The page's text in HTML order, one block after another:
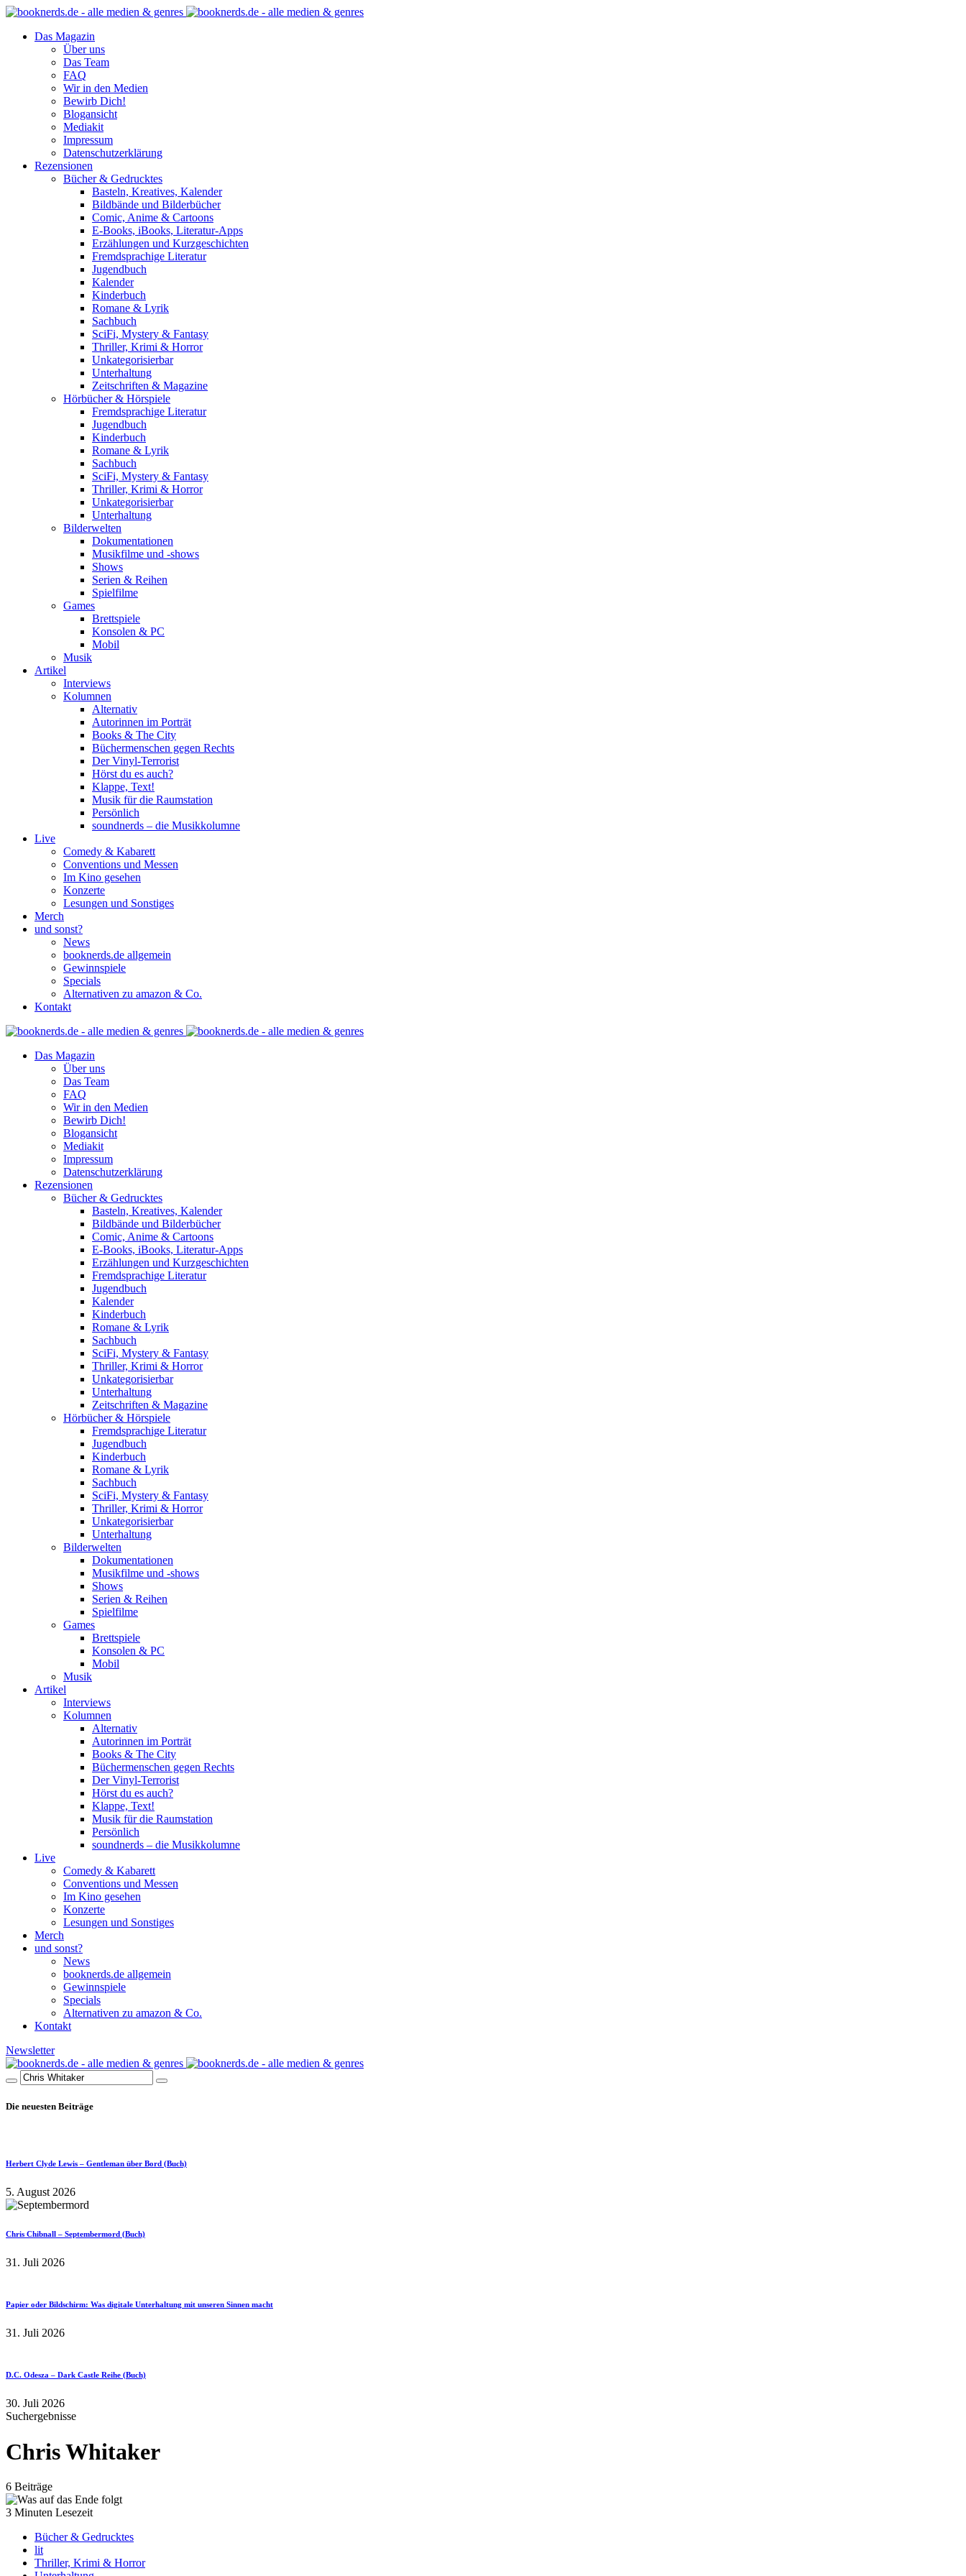
Das Magazin
Über uns
Das Team
FAQ
Wir in den Medien
Bewirb Dich!
Blogansicht
Mediakit
Impressum
Datenschutzerklärung
Rezensionen
Bücher & Gedrucktes
Basteln, Kreatives, Kalender
Bildbände und Bilderbücher
Comic, Anime & Cartoons
E-Books, iBooks, Literatur-Apps
Erzählungen und Kurzgeschichten
Fremdsprachige Literatur
Jugendbuch
Kalender
Kinderbuch
Romane & Lyrik
Sachbuch
SciFi, Mystery & Fantasy
Thriller, Krimi & Horror
Unkategorisierbar
Unterhaltung
Zeitschriften & Magazine
Hörbücher & Hörspiele
Fremdsprachige Literatur
Jugendbuch
Kinderbuch
Romane & Lyrik
Sachbuch
SciFi, Mystery & Fantasy
Thriller, Krimi & Horror
Unkategorisierbar
Unterhaltung
Bilderwelten
Dokumentationen
Musikfilme und -shows
Shows
Serien & Reihen
Spielfilme
Games
Brettspiele
Konsolen & PC
Mobil
Musik
Artikel
Interviews
Kolumnen
Alternativ
Autorinnen im Porträt
Books & The City
Büchermenschen gegen Rechts
Der Vinyl-Terrorist
Hörst du es auch?
Klappe, Text!
Musik für die Raumstation
Persönlich
soundnerds – die Musikkolumne
Live
Comedy & Kabarett
Conventions und Messen
Im Kino gesehen
Konzerte
Lesungen und Sonstiges
Merch
und sonst?
News
booknerds.de allgemein
Gewinnspiele
Specials
Alternativen zu amazon & Co.
Kontakt
Das Magazin
Über uns
Das Team
FAQ
Wir in den Medien
Bewirb Dich!
Blogansicht
Mediakit
Impressum
Datenschutzerklärung
Rezensionen
Bücher & Gedrucktes
Basteln, Kreatives, Kalender
Bildbände und Bilderbücher
Comic, Anime & Cartoons
E-Books, iBooks, Literatur-Apps
Erzählungen und Kurzgeschichten
Fremdsprachige Literatur
Jugendbuch
Kalender
Kinderbuch
Romane & Lyrik
Sachbuch
SciFi, Mystery & Fantasy
Thriller, Krimi & Horror
Unkategorisierbar
Unterhaltung
Zeitschriften & Magazine
Hörbücher & Hörspiele
Fremdsprachige Literatur
Jugendbuch
Kinderbuch
Romane & Lyrik
Sachbuch
SciFi, Mystery & Fantasy
Thriller, Krimi & Horror
Unkategorisierbar
Unterhaltung
Bilderwelten
Dokumentationen
Musikfilme und -shows
Shows
Serien & Reihen
Spielfilme
Games
Brettspiele
Konsolen & PC
Mobil
Musik
Artikel
Interviews
Kolumnen
Alternativ
Autorinnen im Porträt
Books & The City
Büchermenschen gegen Rechts
Der Vinyl-Terrorist
Hörst du es auch?
Klappe, Text!
Musik für die Raumstation
Persönlich
soundnerds – die Musikkolumne
Live
Comedy & Kabarett
Conventions und Messen
Im Kino gesehen
Konzerte
Lesungen und Sonstiges
Merch
und sonst?
News
booknerds.de allgemein
Gewinnspiele
Specials
Alternativen zu amazon & Co.
Kontakt
Newsletter
Die neuesten Beiträge
Herbert Clyde Lewis – Gentleman über Bord (Buch)
5. August 2026
Chris Chibnall – Septembermord (Buch)
31. Juli 2026
Papier oder Bildschirm: Was digitale Unterhaltung mit unseren Sinnen macht
31. Juli 2026
D.C. Odesza – Dark Castle Reihe (Buch)
30. Juli 2026
Suchergebnisse
Chris Whitaker
6 Beiträge
3 Minuten Lesezeit
Bücher & Gedrucktes
lit
Thriller, Krimi & Horror